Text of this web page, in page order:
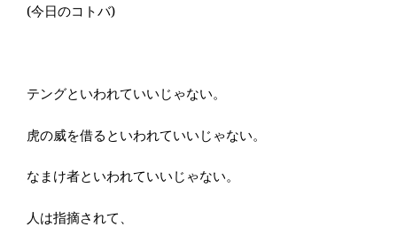
(今日のコトバ)
テングといわれていいじゃない。
虎の威を借るといわれていいじゃない。
なまけ者といわれていいじゃない。
人は指摘されて、